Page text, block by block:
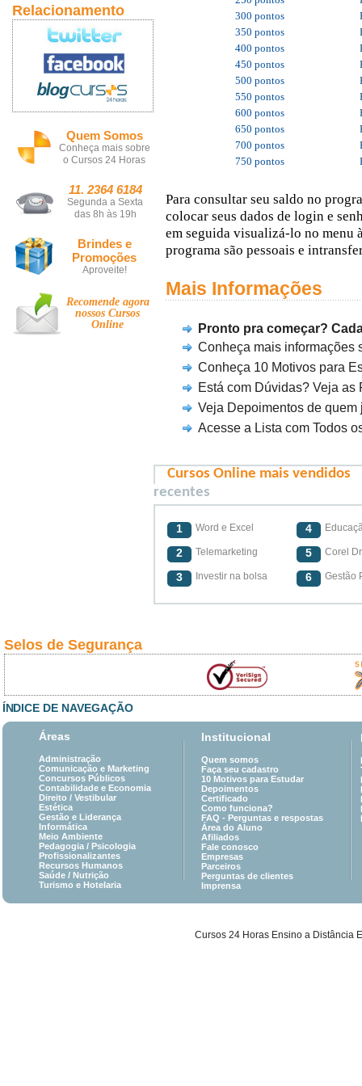
Relacionamento
Quem Somos
Conheça mais sobre
o Cursos 24 Horas
11. 2364 6184
Segunda a Sexta
das 8h às 19h
Brindes e
Promoções
Aproveite!
Recomende agora
nossosCursos
Online
300 pontos
350 pontos
400 pontos
450 pontos
500 pontos
550 pontos
600 pontos
650 pontos
700 pontos
750 pontos
Para consultar seu saldo no
colocar seus dados de login e
em seguida visualizá-lo no menu
programa são pessoais e
Mais Informações
Pronto pra começar?
Conheça mais informações
Conheça 10 Motivos para
Está com Dúvidas? Veja as
Veja Depoimentos de
Acesse a Lista com Todos
Cursos Online mais vendidos
recentes
1 Word e Excel
2 Telemarketing
3 Investir na bolsa
4
5 Corel
6 Gestão
Selos de Segurança
ÍNDICE DE NAVEGAÇÃO
Áreas
Administração
Comunicação e Marketing
Concursos Públicos
Contabilidade e Economia
Direito /Vestibular
Estética
Gestão e Liderança
Informática
Meio Ambiente
Pedagogia /Psicologia
Profissionalizantes
Recursos Humanos
Saúde /Nutrição
Turismo e Hotelaria
Institucional
Quem somos
Faça seu cadastro
10 Motivos para Estudar
Depoimentos
Certificado
Como funciona?
FAQ - Perguntas e respostas
Área do Aluno
Afiliados
Fale conosco
Empresas
Parceiros
Perguntas de clientes
Imprensa
Cursos 24 Horas Ensino a Distância